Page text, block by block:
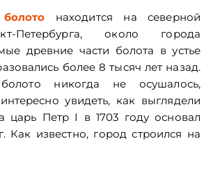
находится на северной
Петербурга, около города
древние части болота в устье
более 8 тысяч лет назад.
никогда не осушалось,
увидеть, как выглядели
царь Петр I в 1703 году основал
Как известно, город строился на